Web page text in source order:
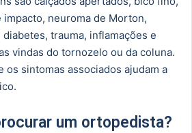
impacto, neuroma de Morton,
trauma, inflamações e
vindas do tornozelo ou da coluna.
os sintomas associados ajudam a
um ortopedista?